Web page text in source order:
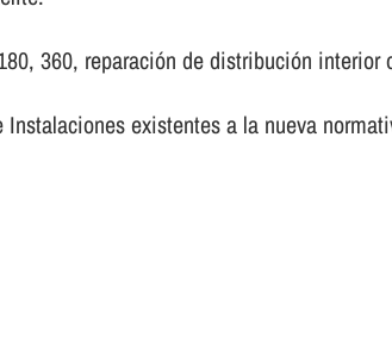
360, reparación de distribución interior
existentes a la nueva